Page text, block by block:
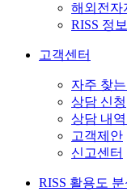
해외전자
RISS 정
고객센터
자주 찾
상담 신청
상담 내
고객제안
신고센터
RISS 활용도 분